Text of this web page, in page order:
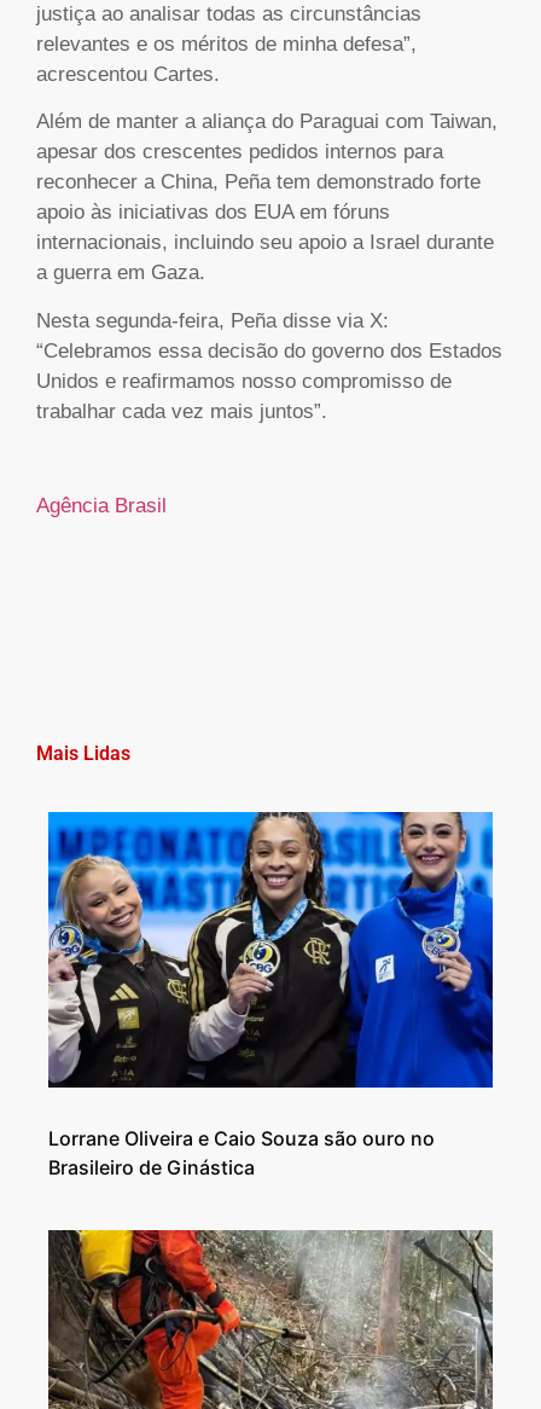
justiça ao analisar todas as circunstâncias
relevantes e os méritos de minha defesa”,
acrescentou Cartes.
Além de manter a aliança do Paraguai com Taiwan,
apesar dos crescentes pedidos internos para
reconhecer a China, Peña tem demonstrado forte
apoio às iniciativas dos EUA em fóruns
internacionais, incluindo seu apoio a Israel durante
a guerra em Gaza.
Nesta segunda-feira, Peña disse via X:
“Celebramos essa decisão do governo dos Estados
Unidos e reafirmamos nosso compromisso de
trabalhar cada vez mais juntos”.
Agência Brasil
Mais Lidas
Lorrane Oliveira e Caio Souza são ouro no
Brasileiro de Ginástica